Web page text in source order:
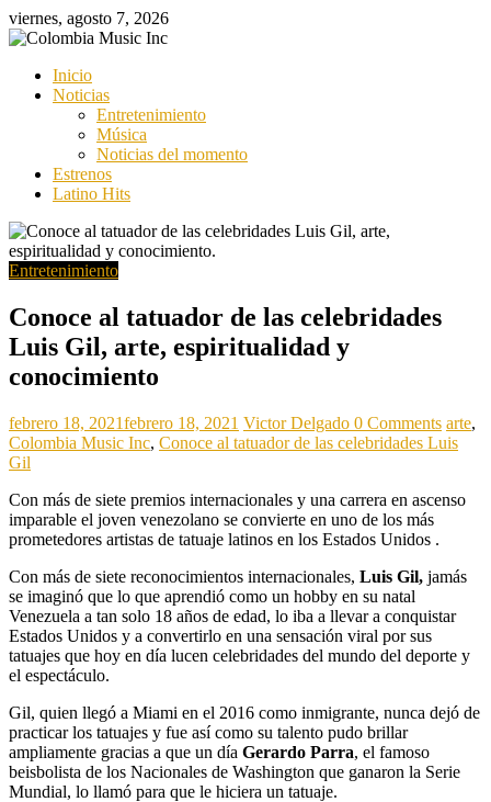
Saltar
al
viernes, agosto 7, 2026
Music
Music
Inicio
Noticias
Entretenimiento
Música
Noticias del momento
Estrenos
Latino Hits
Entretenimiento
Conoce al tatuador de las celebridades
Luis Gil, arte, espiritualidad y
conocimiento
febrero 18, 2021febrero 18, 2021 Victor Delgado 0 Comments arte,
Colombia Music Inc, Conoce al tatuador de las celebridades Luis
Gil
Con más de siete premios internacionales y una carrera en ascenso
imparable el joven venezolano se convierte en uno de los más
prometedores artistas de tatuaje latinos en los Estados Unidos .
Con más de siete reconocimientos internacionales, Luis Gil, jamás
se imaginó que lo que aprendió como un hobby en su natal
Venezuela a tan solo 18 años de edad, lo iba a llevar a conquistar
Estados Unidos y a convertirlo en una sensación viral por sus
tatuajes que hoy en día lucen celebridades del mundo del deporte y
el espectáculo.
Gil, quien llegó a Miami en el 2016 como inmigrante, nunca dejó de
practicar los tatuajes y fue así como su talento pudo brillar
ampliamente gracias a que un día Gerardo Parra, el famoso
beisbolista de los Nacionales de Washington que ganaron la Serie
Mundial, lo llamó para que le hiciera un tatuaje.